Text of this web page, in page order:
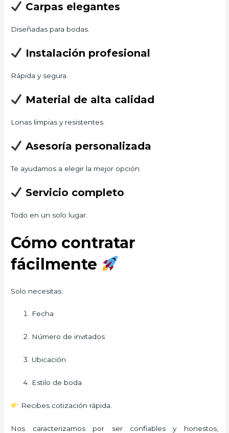
Carpas elegantes
Diseñadas para bodas.
Instalación profesional
Rápida y segura.
Material de alta calidad
Lonas limpias y resistentes.
Asesoría personalizada
Te ayudamos a elegir la mejor opción.
Servicio completo
Todo en un solo lugar.
Cómo contratar
fácilmente
Solo necesitas:
Fecha
Número de invitados
Ubicación
Estilo de boda
Recibes cotización rápida.
Nos caracterizamos por ser confiables y honestos,